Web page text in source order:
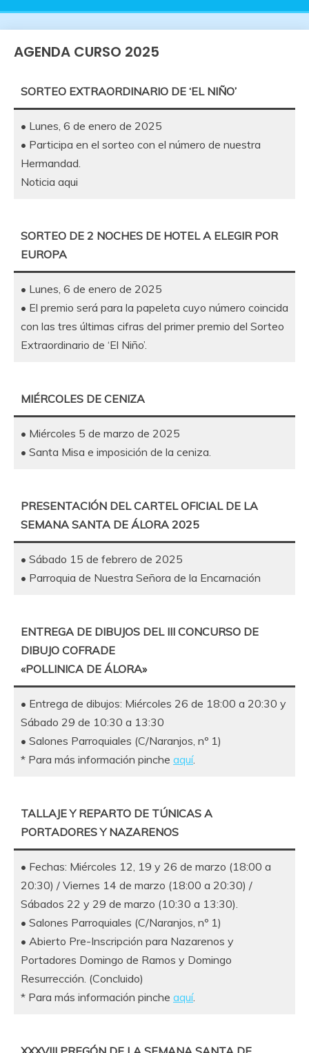
AGENDA CURSO 2025
SORTEO EXTRAORDINARIO DE ‘EL NIÑO’
• Lunes, 6 de enero de 2025
• Participa en el sorteo con el número de nuestra
Hermandad.
Noticia aqui
SORTEO DE 2 NOCHES DE HOTEL A ELEGIR POR
EUROPA
• Lunes, 6 de enero de 2025
• El premio será para la papeleta cuyo número coincida
con las tres últimas cifras del primer premio del Sorteo
Extraordinario de ‘El Niño’.
MIÉRCOLES DE CENIZA
• Miércoles 5 de marzo de 2025
• Santa Misa e imposición de la ceniza.
PRESENTACIÓN DEL CARTEL OFICIAL DE LA
SEMANA SANTA DE ÁLORA 2025
• Sábado 15 de febrero de 2025
• Parroquia de Nuestra Señora de la Encarnación
ENTREGA DE DIBUJOS DEL III CONCURSO DE
DIBUJO COFRADE
«POLLINICA DE ÁLORA»
• Entrega de dibujos: Miércoles 26 de 18:00 a 20:30 y
Sábado 29 de 10:30 a 13:30
• Salones Parroquiales (C/Naranjos, nº 1)
* Para más información pinche aquí.
TALLAJE Y REPARTO DE TÚNICAS A
PORTADORES Y NAZARENOS
• Fechas: Miércoles 12, 19 y 26 de marzo (18:00 a
20:30) / Viernes 14 de marzo (18:00 a 20:30) /
Sábados 22 y 29 de marzo (10:30 a 13:30).
• Salones Parroquiales (C/Naranjos, nº 1)
• Abierto Pre-Inscripción para Nazarenos y
Portadores Domingo de Ramos y Domingo
Resurrección. (Concluido)
* Para más información pinche aquí.